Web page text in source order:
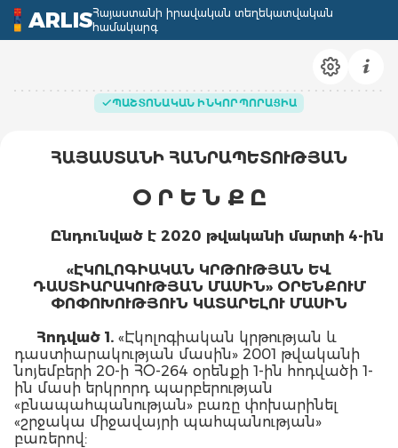
ARLISՀայաստանի իրավական տեղեկատվական
համակարգ
ՊԱՇՏՈՆԱԿԱՆ ԻՆԿՈՐՊՈՐԱՑԻԱ
ՀԱՅԱՍՏԱՆԻ ՀԱՆՐԱՊԵՏՈՒԹՅԱՆ
Օ Ր Ե Ն Ք Ը
Ընդունված է 2020 թվականի մարտի 4-ին
«ԷԿՈԼՈԳԻԱԿԱՆ ԿՐԹՈՒԹՅԱՆ ԵՎ
ԴԱՍՏԻԱՐԱԿՈՒԹՅԱՆ ՄԱՍԻՆ» ՕՐԵՆՔՈՒՄ
ՓՈՓՈԽՈՒԹՅՈՒՆ ԿԱՏԱՐԵԼՈՒ ՄԱՍԻՆ
Հոդված 1. «Էկոլոգիական կրթության և
դաստիարակության մասին» 2001 թվականի
նոյեմբերի 20-ի ՀՕ-264 օրենքի 1-ին հոդվածի 1-
ին մասի երկրորդ պարբերության
«բնապահպանության» բառը փոխարինել
«շրջակա միջավայրի պահպանության»
բառերով: